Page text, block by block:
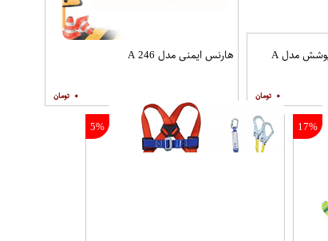
هارنس ایمنی البرز پوشش مدل A
۰
هارنس ایمنی مدل A 246
۰
17%
5%